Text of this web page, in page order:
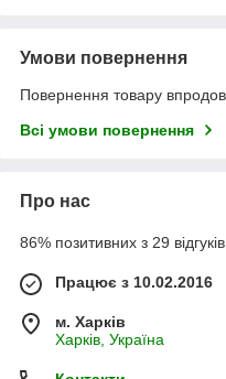
Умови повернення
Повернення товару
Всі умови повернення
Про нас
86% позитивних з 29 відгуків
Працює з 10.02.2016
м. Харків
Харків, Україна